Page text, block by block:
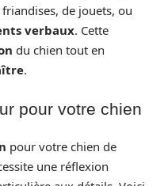
de jouets, ou
verbaux. Cette
du chien tout en
.
pour votre chien
pour votre chien de
une réflexion